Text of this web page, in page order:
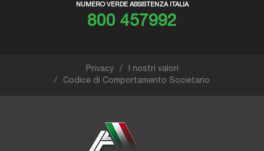
NUMERO VERDE ASSISTENZA ITALIA
800 457992
Privacy
I nostri valori
Codice di Comportamento Societario